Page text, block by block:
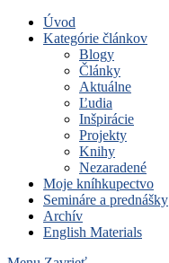
Úvod
Kategórie článkov
Blogy
Články
Aktuálne
Ľudia
Inšpirácie
Projekty
Knihy
Nezaradené
Moje kníhkupectvo
Semináre a prednášky
Archív
English Materials